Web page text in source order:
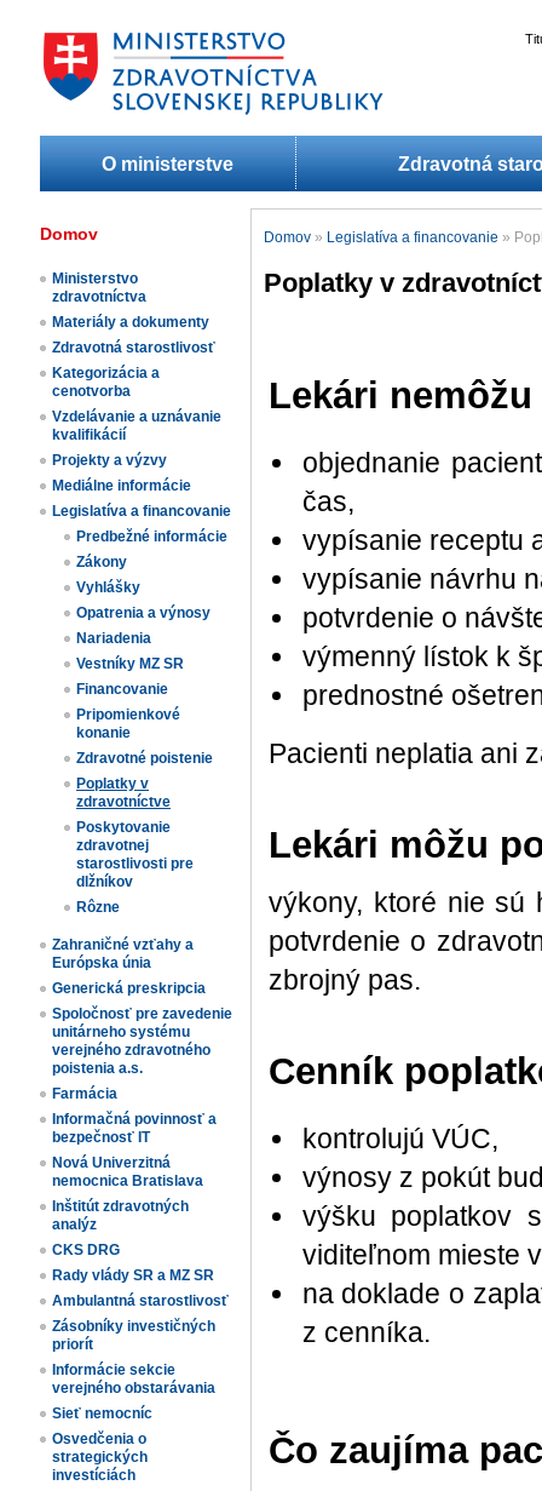
O ministerstve Zdravotná
Domov
Ministerstvo
zdravotníctva
Materiály a dokumenty
Zdravotná starostlivosť
Kategorizácia a
cenotvorba
Vzdelávanie a uznávanie
kvalifikácií
Projekty a výzvy
Mediálne informácie
Legislatíva a financovanie
Predbežné informácie
Zákony
Vyhlášky
Opatrenia a výnosy
Nariadenia
Vestníky MZ SR
Financovanie
Pripomienkové
konanie
Zdravotné poistenie
Poplatky v
zdravotníctve
Poskytovanie
zdravotnej
starostlivosti pre
dlžníkov
Rôzne
Zahraničné vzťahy a
Európska únia
Generická preskripcia
Spoločnosť pre zavedenie
unitárneho systému
verejného zdravotného
poistenia a.s.
Farmácia
Informačná povinnosť a
bezpečnosť IT
Nová Univerzitná
nemocnica Bratislava
Inštitút zdravotných
analýz
CKS DRG
Rady vlády SR a MZ SR
Ambulantná starostlivosť
Zásobníky investičných
priorít
Informácie sekcie
verejného obstarávania
Sieť nemocníc
Osvedčenia o
strategických
investíciách
Domov » Legislatíva a financovanie »
Poplatky v
Lekári
objednanie
čas,
vypísanie receptu
vypísanie návrhu
potvrdenie o
výmenný lístok k
prednostné
Pacienti neplatia ani
Lekári môžu
výkony, ktoré nie sú
potvrdenie o
zbrojný pas.
Cenník
kontrolujú VÚC,
výnosy z pokút
výšku poplatkov
viditeľnom mieste
na doklade o
z cenníka.
Čo zaujíma